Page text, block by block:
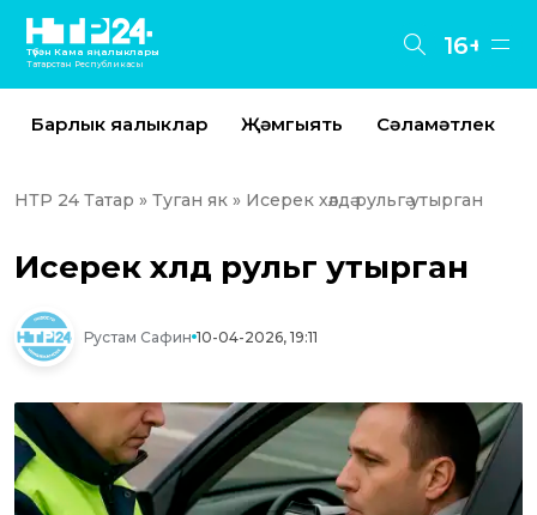
Түбән Кама яңалыклары
Татарстан Республикасы
16+
Барлык яңалыклар Җәмгыять Сәламәтлек
НТР 24 Татар » Туган як » Исерек хәлдә рульгә утырган
Исерек хәлдә рульгә утырган
Рустам Сафин 10-04-2026, 19:11